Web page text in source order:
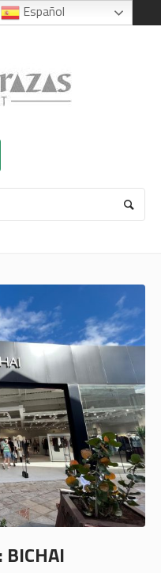
BICHAI
Español